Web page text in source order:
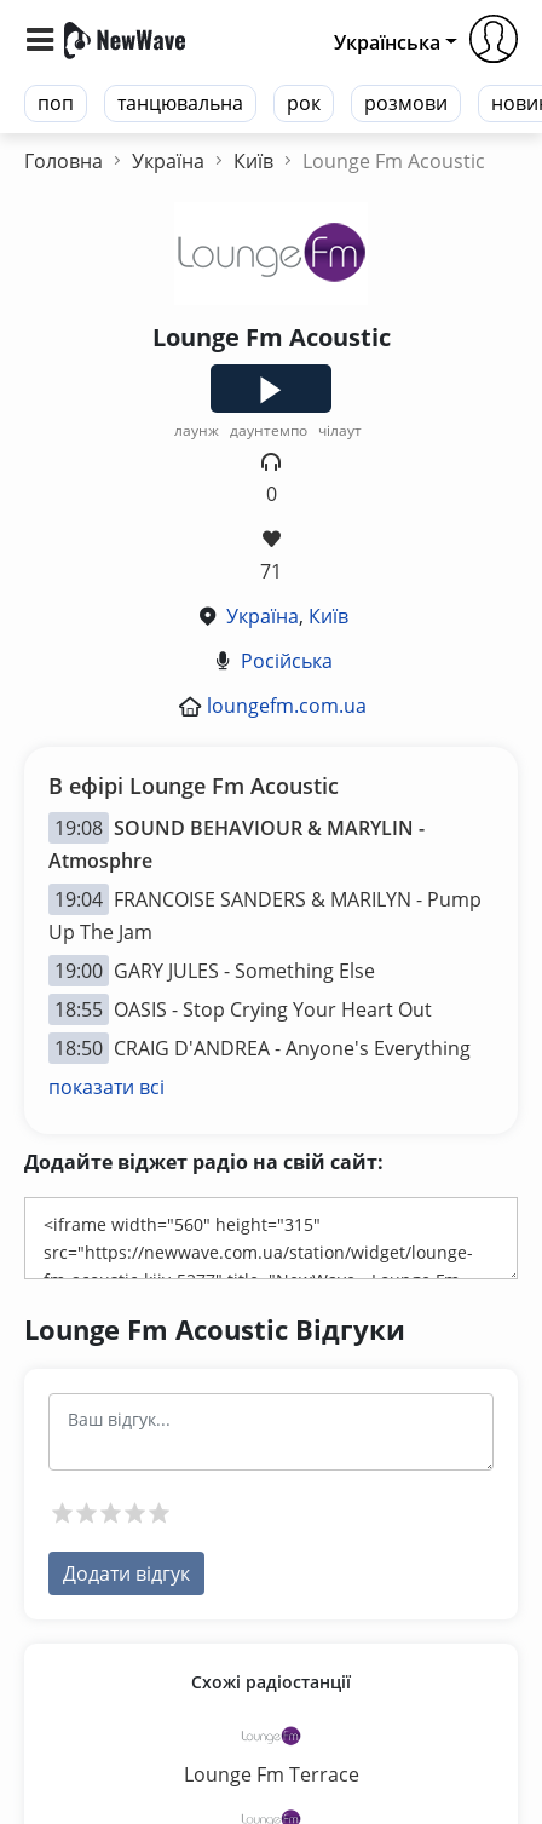
поп танцювальна рок розмови
Українська
Головна Україна Київ Lounge Fm Acoustic
Lounge Fm Acoustic
лаунж даунтемпо чілаут
0
71
Україна, Київ
Російська
loungefm.com.ua
В ефірі Lounge Fm Acoustic
19:08 SOUND BEHAVIOUR & MARYLIN -
Atmosphre
19:04 FRANCOISE SANDERS & MARILYN - Pump
Up The Jam
19:00 GARY JULES - Something Else
18:55 OASIS - Stop Crying Your Heart Out
18:50 CRAIG D'ANDREA - Anyone's Everything
показати всі
Додайте віджет радіо на свій сайт:
Lounge Fm Acoustic Відгуки
Додати відгук
Схожі радіостанції
Lounge Fm Terrace